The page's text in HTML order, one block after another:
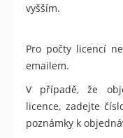
vyšším.
Pro počty licencí
emailem.
V případě, že
licence, zadejte
poznámky k